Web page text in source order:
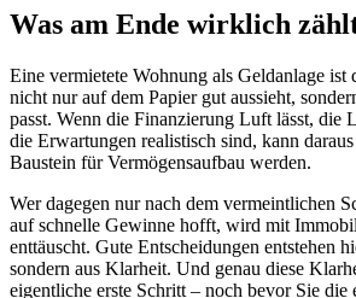
Was am Ende wirklich
Eine vermietete Wohnung als Geldanlage
nicht nur auf dem Papier gut aussieht,
passt. Wenn die Finanzierung Luft lässt, die
die Erwartungen realistisch sind, kann
Baustein für Vermögensaufbau werden.
Wer dagegen nur nach dem vermeintlichen
auf schnelle Gewinne hofft, wird mit
enttäuscht. Gute Entscheidungen entstehen
sondern aus Klarheit. Und genau diese
eigentliche erste Schritt – noch bevor Sie die